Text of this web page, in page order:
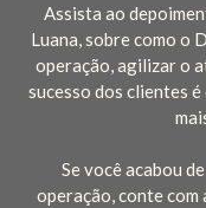
Assista ao
Luana, sobre como o
operação, agilizar o
sucesso dos clientes
Se você acabou
operação, conte com